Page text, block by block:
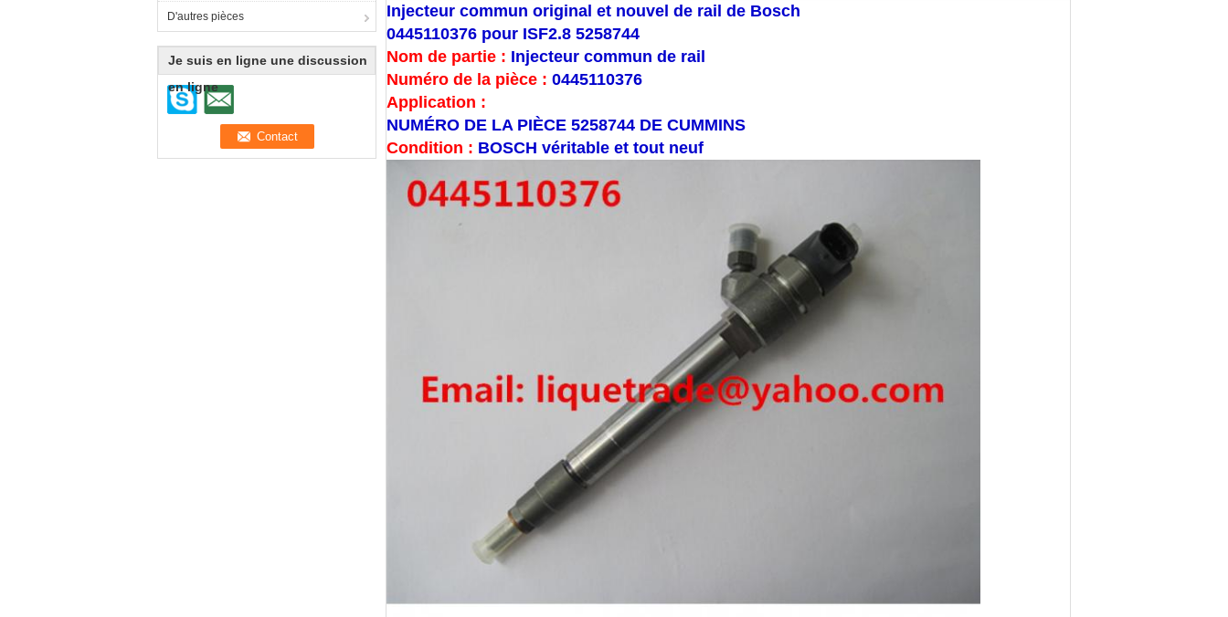
D'autres pièces
Je suis en ligne une discussion
en ligne
Injecteur commun original et nouvel de rail de Bosch
0445110376 pour ISF2.8 5258744
Nom de partie : Injecteur commun de rail
Numéro de la pièce : 0445110376
Application :
NUMÉRO DE LA PIÈCE 5258744 DE CUMMINS
Condition : BOSCH véritable et tout neuf